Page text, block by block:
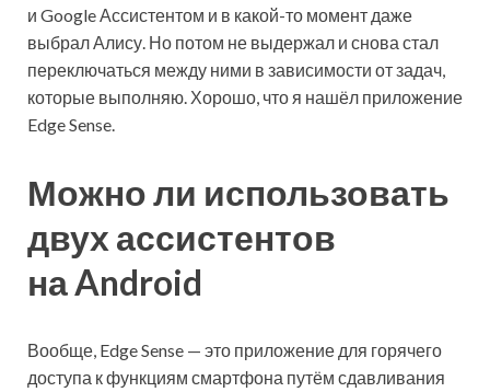
и Google Ассистентом и в какой-то момент даже
выбрал Алису. Но потом не выдержал и снова стал
переключаться между ними в зависимости от задач,
которые выполняю. Хорошо, что я нашёл приложение
Edge Sense.
Можно ли использовать
двух ассистентов
на Android
Вообще, Edge Sense — это приложение для горячего
доступа к функциям смартфона путём сдавливания